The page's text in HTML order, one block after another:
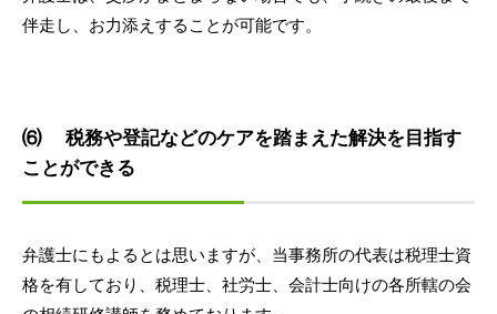
伴走し、お力添えすることが可能です。
⑹ 税務や登記などのケアを踏まえた解決を目指す
ことができる
弁護士にもよるとは思いますが、当事務所の代表は税理士資
格を有しており、税理士、社労士、会計士向けの各所轄の会